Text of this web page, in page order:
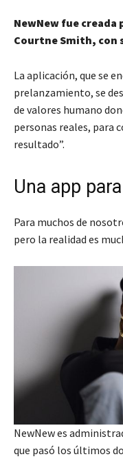
NewNew fue creada
CourtneSmith, con
La aplicación, que se
prelanzamiento, se
de valores humano
personas reales, para
resultado”.
Una app
Para muchos de
pero la realidad es
NewNew es
que pasó los últimos